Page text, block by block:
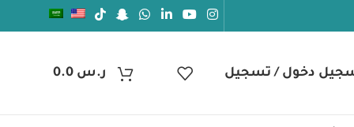
دخول / تسجيل ر.س